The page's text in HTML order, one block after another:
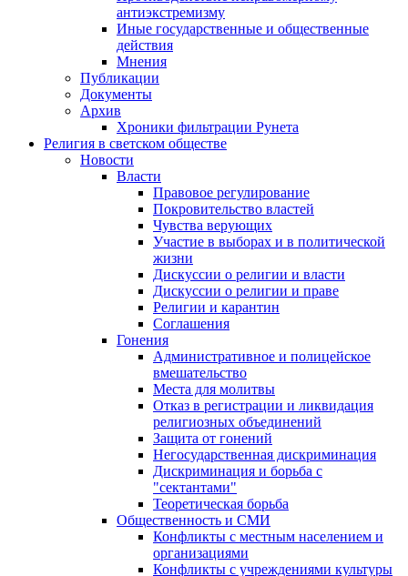
антиэкстремизму
Иные государственные и общественные
действия
Мнения
Публикации
Документы
Архив
Хроники фильтрации Рунета
Религия в светском обществе
Новости
Власти
Правовое регулирование
Покровительство властей
Чувства верующих
Участие в выборах и в политической
жизни
Дискуссии о религии и власти
Дискуссии о религии и праве
Религии и карантин
Соглашения
Гонения
Административное и полицейское
вмешательство
Места для молитвы
Отказ в регистрации и ликвидация
религиозных объединений
Защита от гонений
Негосударственная дискриминация
Дискриминация и борьба с
"сектантами"
Теоретическая борьба
Общественность и СМИ
Конфликты с местным населением и
организациями
Конфликты с учреждениями культуры